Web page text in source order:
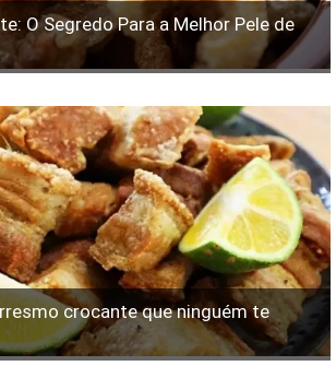
O Segredo Para a Melhor Pele de
crocante que ninguém te